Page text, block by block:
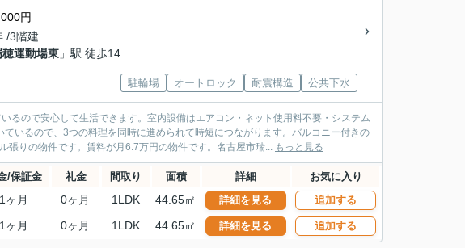
円
/3階建
穂運動場東 」駅 徒歩14
駐輪場 オートロック 耐震構造 公共下水
るので安心して生活できます。室内設備はエアコン・ネット使用料不要・システム
いるので、3つの料理を同時に進められて時短につながります。バルコニー付きの
張りの物件です。賃料が月6.7万円の物件です。名古屋市瑞... もっと見る
/保証金 礼金 間取り 面積 詳細 お気に入り
1ヶ月 0ヶ月 1LDK 44.65㎡ 詳細を見る 追加する
1ヶ月 0ヶ月 1LDK 44.65㎡ 詳細を見る 追加する